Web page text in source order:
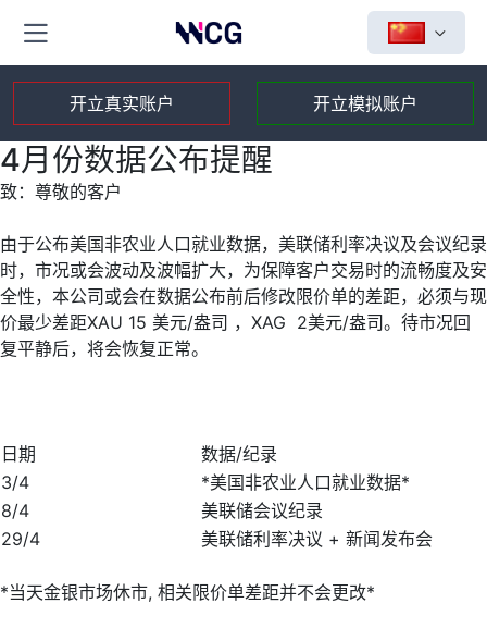
开立真实账户 开立模拟账户
4月份数据公布提醒
致：尊敬的客户
由于公布美国非农业人口就业数据，美联储利率决议及会议纪录
时，市况或会波动及波幅扩大，为保障客户交易时的流畅度及安
全性，本公司或会在数据公布前后修改限价单的差距，必须与现
价最少差距XAU 15 美元/盎司 ，XAG 2美元/盎司。待市况回
复平静后，将会恢复正常。
日期
数据/纪录
3/4
*美国非农业人口就业数据*
8/4
美联储会议纪录
29/4
美联储利率决议 + 新闻发布会
*当天金银市场休市, 相关限价单差距并不会更改*